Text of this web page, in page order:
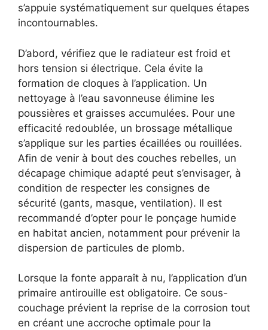
s’appuie systématiquement sur quelques étapes
incontournables.
D’abord, vérifiez que le radiateur est froid et
hors tension si électrique. Cela évite la
formation de cloques à l’application. Un
nettoyage à l’eau savonneuse élimine les
poussières et graisses accumulées. Pour une
efficacité redoublée, un brossage métallique
s’applique sur les parties écaillées ou rouillées.
Afin de venir à bout des couches rebelles, un
décapage chimique adapté peut s’envisager, à
condition de respecter les consignes de
sécurité (gants, masque, ventilation). Il est
recommandé d’opter pour le ponçage humide
en habitat ancien, notamment pour prévenir la
dispersion de particules de plomb.
Lorsque la fonte apparaît à nu, l’application d’un
primaire antirouille est obligatoire. Ce sous-
couchage prévient la reprise de la corrosion tout
en créant une accroche optimale pour la